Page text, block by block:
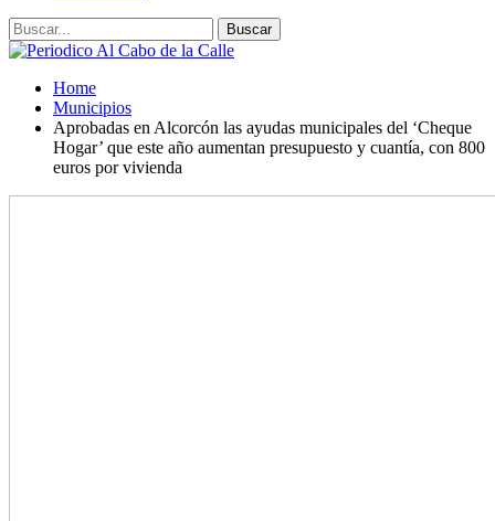
Home
Municipios
Aprobadas en Alcorcón las ayudas municipales del ‘Cheque
Hogar’ que este año aumentan presupuesto y cuantía, con 800
euros por vivienda